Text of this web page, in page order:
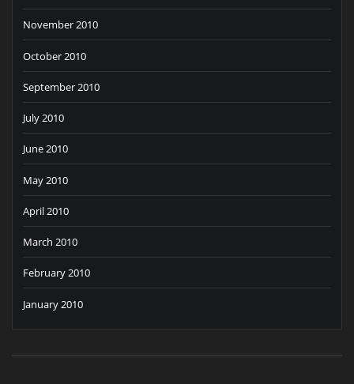
November 2010
October 2010
September 2010
July 2010
June 2010
May 2010
April 2010
March 2010
February 2010
January 2010